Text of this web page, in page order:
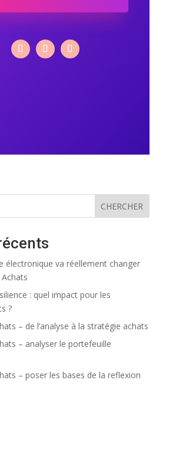
CHERCHER
électronique va réellement changer
: quel impact pour les
?
– de l’analyse à la stratégie achats
– analyser le portefeuille
– poser les bases de la reflexion